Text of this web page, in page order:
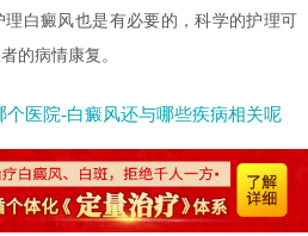
白癜风也是有必要的，科学的护理可
的病情康复。
个医院-白癜风还与哪些疾病相关呢